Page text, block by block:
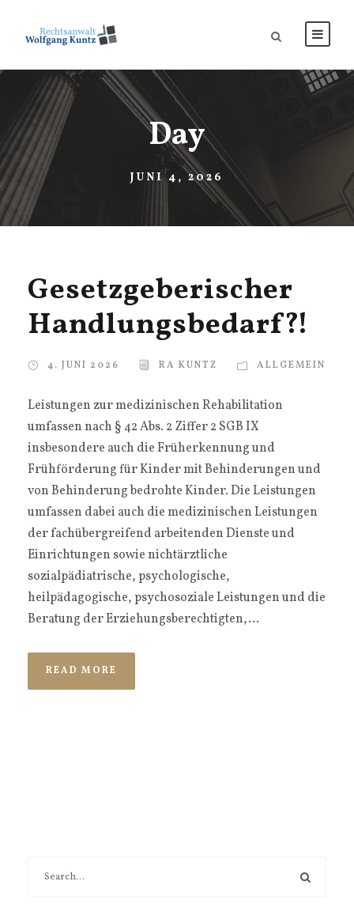
Day
JUNI 4, 2026
Gesetzgeberischer
Handlungsbedarf?!
4. JUNI 2026 RA KUNTZ ALLGEMEIN
Leistungen zur medizinischen Rehabilitation
umfassen nach § 42 Abs. 2 Ziffer 2 SGB IX
insbesondere auch die Früherkennung und
Frühförderung für Kinder mit Behinderungen und
von Behinderung bedrohte Kinder. Die Leistungen
umfassen dabei auch die medizinischen Leistungen
der fachübergreifend arbeitenden Dienste und
Einrichtungen sowie nichtärztliche
sozialpädiatrische, psychologische,
heilpädagogische, psychosoziale Leistungen und die
Beratung der Erziehungsberechtigten,...
READ MORE